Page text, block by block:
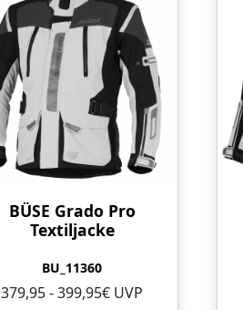
BÜSE Grado Pro
Textiljacke
BU_11360
379,95 - 399,95€ UVP